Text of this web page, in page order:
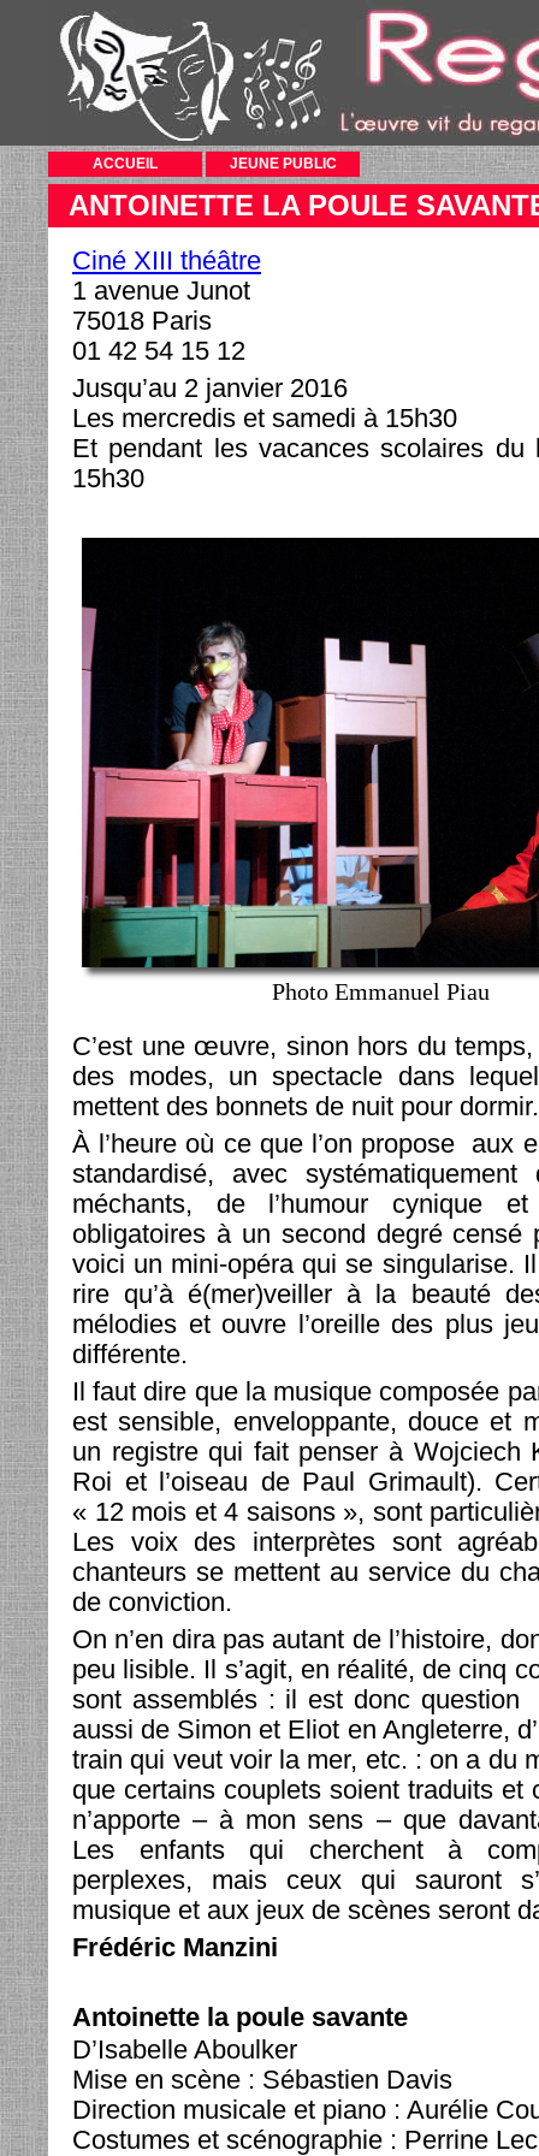
ACCUEIL JEUNE PUBLIC
ANTOINETTE LA POULE
Ciné XIII théâtre
1 avenue Junot
75018 Paris
01 42 54 15 12
Jusqu’au 2 janvier 2016
Les mercredis et samedi à 15h30
Et pendant les vacances scolaires du
15h30
Photo Emmanuel Piau
C’est une œuvre, sinon hors du temps,
des modes, un spectacle dans
mettent des bonnets de nuit pour dormir.
À l’heure où ce que l’on propose aux
standardisé, avec
méchants, de l’humour cynique
obligatoires à un second degré censé
voici un mini-opéra qui se singularise.
rire qu’à é(mer)veiller à la beauté
mélodies et ouvre l’oreille des plus
différente.
Il faut dire que la musique composée
est sensible, enveloppante, douce et
un registre qui fait penser à Wojciech
Roi et l’oiseau de Paul Grimault).
« 12 mois et 4 saisons », sont
Les voix des interprètes sont
chanteurs se mettent au service du
de conviction.
On n’en dira pas autant de l’histoire,
peu lisible. Il s’agit, en réalité, de cinq
sont assemblés : il est donc question
aussi de Simon et Eliot en Angleterre,
train qui veut voir la mer, etc. : on a du
que certains couplets soient traduits et
n’apporte – à mon sens – que
Les enfants qui cherchent à
perplexes, mais ceux qui sauront
musique et aux jeux de scènes seront
Frédéric Manzini
Antoinette la poule savante
D’Isabelle Aboulker
Mise en scène : Sébastien Davis
Direction musicale et piano : Aurélie
Costumes et scénographie : Perrine